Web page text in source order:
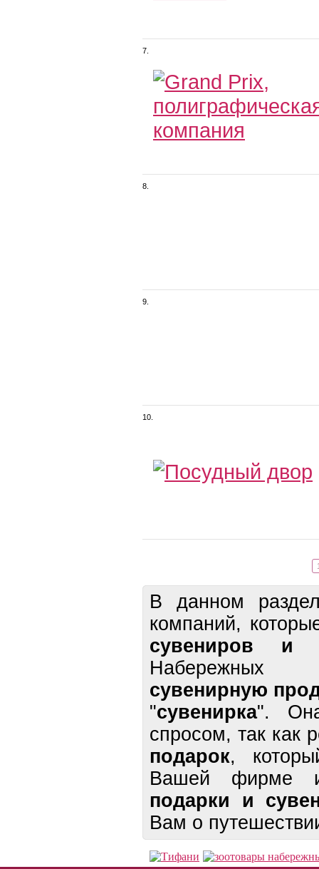
7.
8.
9.
10.
В данном
компаний,
сувениров и
Набережных
сувенирную
"сувенирка".
спросом, так как
подарок,
Вашей фирме
подарки и
Вам о